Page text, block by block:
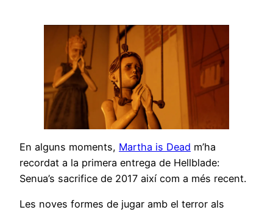
En alguns moments, Martha is Dead m’ha
recordat a la primera entrega de Hellblade:
Senua’s sacrifice de 2017 així com a més recent.
Les noves formes de jugar amb el terror als